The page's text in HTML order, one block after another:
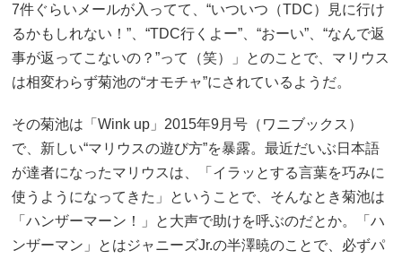
7件ぐらいメールが入ってて、“いついつ（TDC）見に行け
るかもしれない！”、“TDC行くよー”、“おーい”、“なんで返
事が返ってこないの？”って（笑）」とのことで、マリウス
は相変わらず菊池の“オモチャ”にされているようだ。
その菊池は「Wink up」2015年9月号（ワニブックス）
で、新しい“マリウスの遊び方”を暴露。最近だいぶ日本語
が達者になったマリウスは、「イラッとする言葉を巧みに
使うようになってきた」ということで、そんなとき菊池は
「ハンザーマーン！」と大声で助けを呼ぶのだとか。「ハ
ンザーマン」とはジャニーズJr.の半澤暁のことで、必ずパ